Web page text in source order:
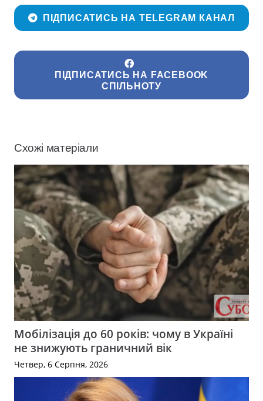
ПІДПИСАТИСЬ НА TELEGRAM КАНАЛ
ПІДПИСАТИСЬ НА FACEBOOK
СПІЛЬНОТУ
Схожі матеріали
Мобілізація до 60 років: чому в Україні
не знижують граничний вік
Четвер, 6 Серпня, 2026